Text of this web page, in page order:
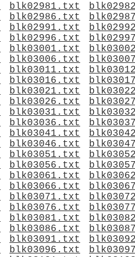
blk02981.txt
blk02986.txt
blk02991.txt
blk02996.txt
blk03001.txt
blk03006.txt
blk03011.txt
blk03016.txt
blk03021.txt
blk03026.txt
blk03031.txt
blk03036.txt
blk03041.txt
blk03046.txt
blk03051.txt
blk03056.txt
blk03061.txt
blk03066.txt
blk03071.txt
blk03076.txt
blk03081.txt
blk03086.txt
blk03091.txt
blk03096.txt